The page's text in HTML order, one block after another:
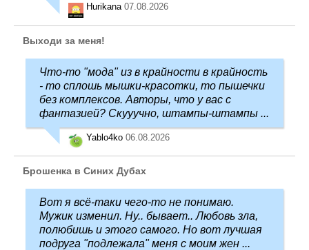
Hurikana 07.08.2026
Выходи за меня!
Что-то "мода" из в крайности в крайность
- то сплошь мышки-красотки, то пышечки
без комплексов. Авторы, что у вас с
фантазией? Скууучно, штампы-штампы ...
Yablo4ko 06.08.2026
Брошенка в Синих Дубах
Вот я всё-таки чего-то не понимаю.
Мужик изменил. Ну.. бывает.. Любовь зла,
полюбишь и этого самого. Но вот лучшая
подруга "подлежала" меня с моим жен ...